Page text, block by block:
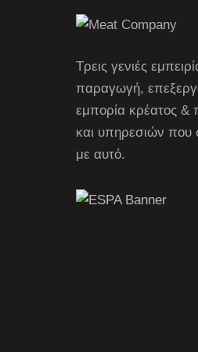
Τρεις γενιές
παραγωγή,
εμπορία κρέατος &
και υπηρεσιών που
με αυτό.